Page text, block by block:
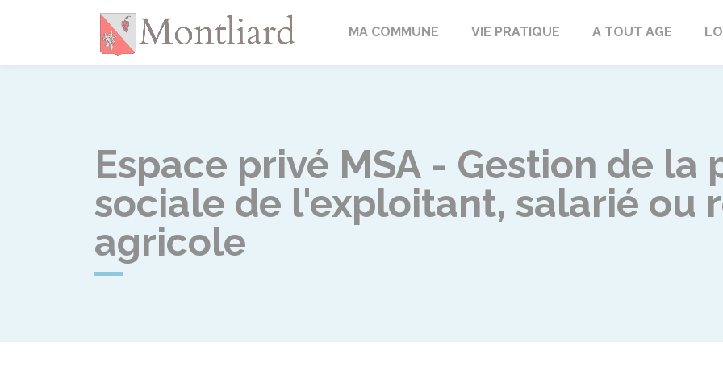
MontliardMA COMMUNE VIE PRATIQUE A TOUT AGE
Espace privé MSA - Gestion de la
sociale de l'exploitant, salarié ou
agricole